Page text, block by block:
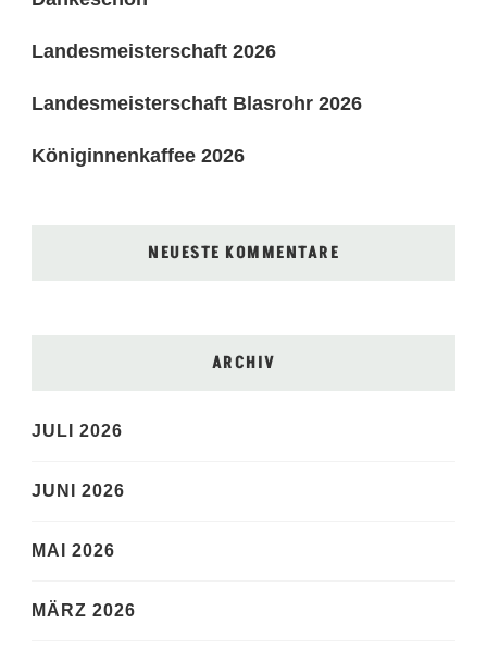
Landesmeisterschaft 2026
Landesmeisterschaft Blasrohr 2026
Königinnenkaffee 2026
NEUESTE KOMMENTARE
ARCHIV
JULI 2026
JUNI 2026
MAI 2026
MÄRZ 2026